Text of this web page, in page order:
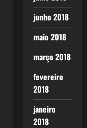
junho 2018
maio 2018
março 2018
fevereiro
2018
janeiro
2018